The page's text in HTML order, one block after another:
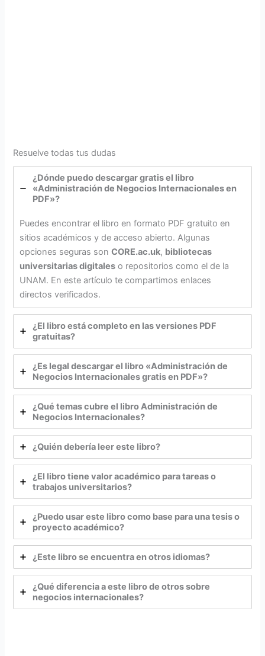
Resuelve todas tus dudas
¿Dónde puedo descargar gratis el libro
«Administración de Negocios Internacionales en
PDF»?
Puedes encontrar el libro en formato PDF gratuito en
sitios académicos y de acceso abierto. Algunas
opciones seguras sonCORE.ac.uk, bibliotecas
universitarias digitales o repositorios como el de la
UNAM. En este artículo te compartimos enlaces
directos verificados.
¿El libro está completo en las versiones PDF
gratuitas?
¿Es legal descargar el libro «Administración de
Negocios Internacionales gratis en PDF»?
¿Qué temas cubre el libro Administración de
Negocios Internacionales?
¿Quién debería leer este libro?
¿El libro tiene valor académico para tareas o
trabajos universitarios?
¿Puedo usar este libro como base para una tesis o
proyecto académico?
¿Este libro se encuentra en otros idiomas?
¿Qué diferencia a este libro de otros sobre
negocios internacionales?